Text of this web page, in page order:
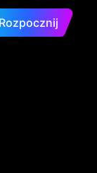
Rozpocznij